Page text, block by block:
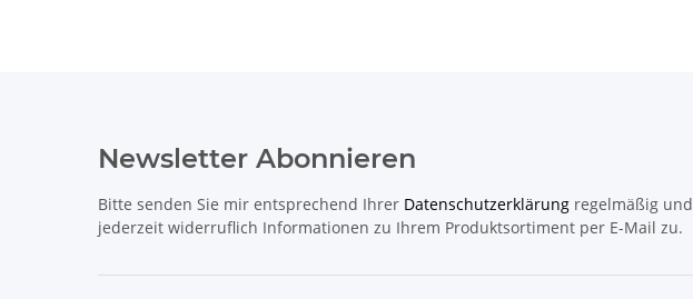
Newsletter Abonnieren
Bitte senden Sie mir entsprechend Ihrer Datenschutzerklärung regelmäßig und
jederzeit widerruflich Informationen zu Ihrem Produktsortiment per E-Mail zu.